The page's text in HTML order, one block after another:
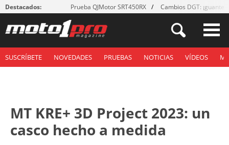
Destacados: Prueba QJMotor SRT450RX Cambios DGT: ¡guantes!
SUSCRÍBETE NOVEDADES PRUEBAS NOTICIAS VÍDEOS
MT KRE+ 3D Project 2023: un
casco hecho a medida